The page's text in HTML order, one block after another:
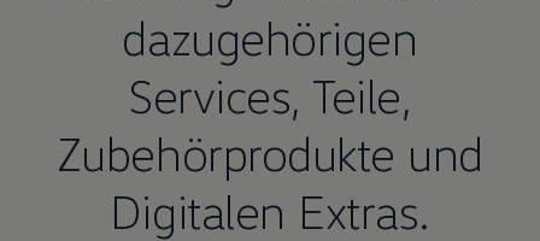
dazugehörigen
Services, Teile,
Zubehörprodukte und
Digitalen Extras.